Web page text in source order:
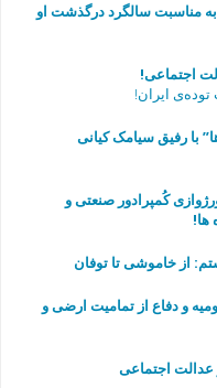
مناسبت سالگرد درگذشت او
اجتماعی!
با رفیق سیامک کیانی
بورژوازی کُمپرادور صنعتی و
ها!
از خاموشی تا توفان
و دفاع از تمامیت ارضی و
عدالت اجتماعی